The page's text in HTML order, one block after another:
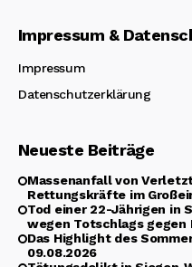
Impressum &
Impressum
Datenschutzerklärung
Neueste Beiträge
Massenanfall von
Rettungskräfte im
Tod einer 22-Jährigen in
wegen Totschlags gegen
Das Highlight des
09.08.2026